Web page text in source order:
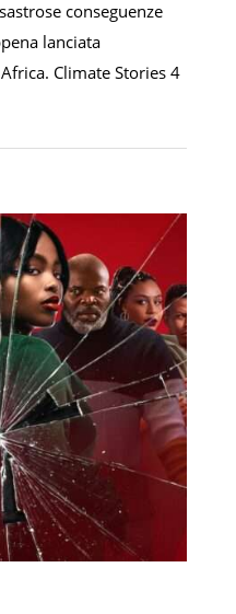
conseguenze
lanciata
Climate Stories 4